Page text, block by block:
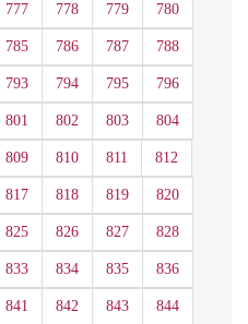
777 778 779 780
785 786 787 788
793 794 795 796
801 802 803 804
809 810 811 812
817 818 819 820
825 826 827 828
833 834 835 836
841 842 843 844